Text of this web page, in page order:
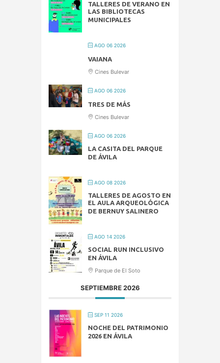
TALLERES DE VERANO EN
LAS BIBLIOTECAS
MUNICIPALES
AGO 06 2026
VAIANA
Cines Bulevar
AGO 06 2026
TRES DE MÁS
Cines Bulevar
AGO 06 2026
LA CASITA DEL PARQUE
DE ÁVILA
AGO 08 2026
TALLERES DE AGOSTO EN
EL AULA ARQUEOLÓGICA
DE BERNUY SALINERO
AGO 14 2026
SOCIAL RUN INCLUSIVO
EN ÁVILA
Parque de El Soto
SEPTIEMBRE 2026
SEP 11 2026
NOCHE DEL PATRIMONIO
2026 EN ÁVILA